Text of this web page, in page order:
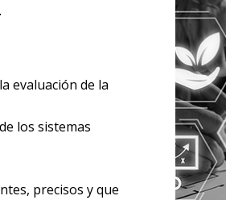
evaluación de la
los sistemas
precisos y que